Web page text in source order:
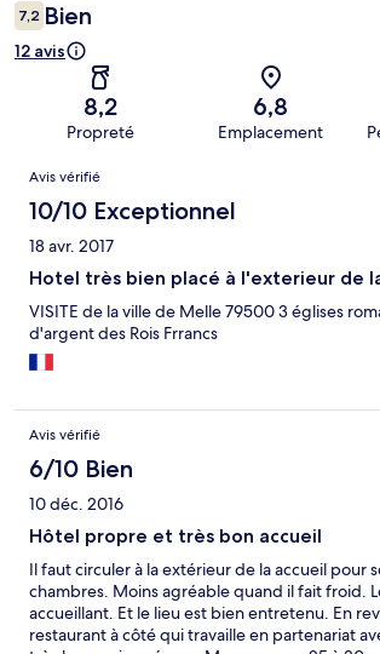
7,2 Bien
12 avis
8,2
Propreté
6,8
Emplacement
Avis
Avis vérifié
10/10 Exceptionnel
18 avr. 2017
Hotel très bien placé à l'exterieur de
VISITE de la ville de Melle 79500 3 églises
d'argent des Rois Frrancs
Avis vérifié
6/10 Bien
10 déc. 2016
Hôtel propre et très bon accueil
Il faut circuler à la extérieur de la accueil pour
chambres. Moins agréable quand il fait froid.
accueillant. Et le lieu est bien entretenu. En
restaurant à côté qui travaille en partenariat